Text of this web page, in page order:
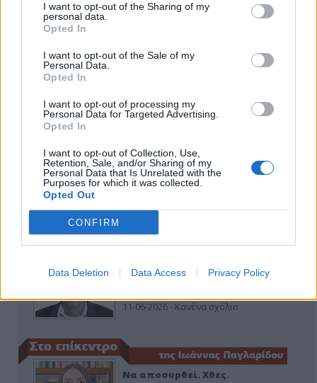
I want to opt-out of the Sharing of my
personal data.
Opted In
I want to opt-out of the Sale of my
Personal Data.
Opted In
I want to opt-out of processing my
Personal Data for Targeted Advertising.
Opted In
I want to opt-out of Collection, Use,
Retention, Sale, and/or Sharing of my
Personal Data that Is Unrelated with the
Purposes for which it was collected.
Opted Out
CONFIRM
Data Deletion Data Access Privacy Policy
ΑΠΟΨΕΙΣ
Εδώ Παππάς, εκεί Παππάς, που είναι
ο ΣΥΡΙΖΑ και οι Κιλκισιώτες
Κιλκίς προς Χατζηδάκη: Στηρίξτε
εμπράκτως την περιφέρεια – μειώσ…
11-06-2026 - Κανένα σχόλιο
Να αποσυρθεί. Χθες.